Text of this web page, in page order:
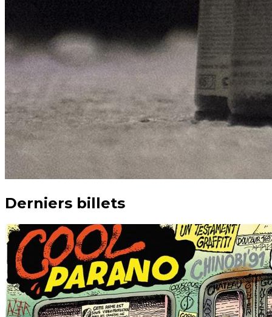
Derniers billets